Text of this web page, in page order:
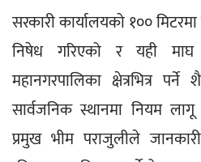
सरकारी कार्यालयको १०० मिटरमा
निषेध गरिएको र यही माघ
महानगरपालिका क्षेत्रभित्र
सार्वजनिक स्थानमा नियम
प्रमुख भीम पराजुलीले